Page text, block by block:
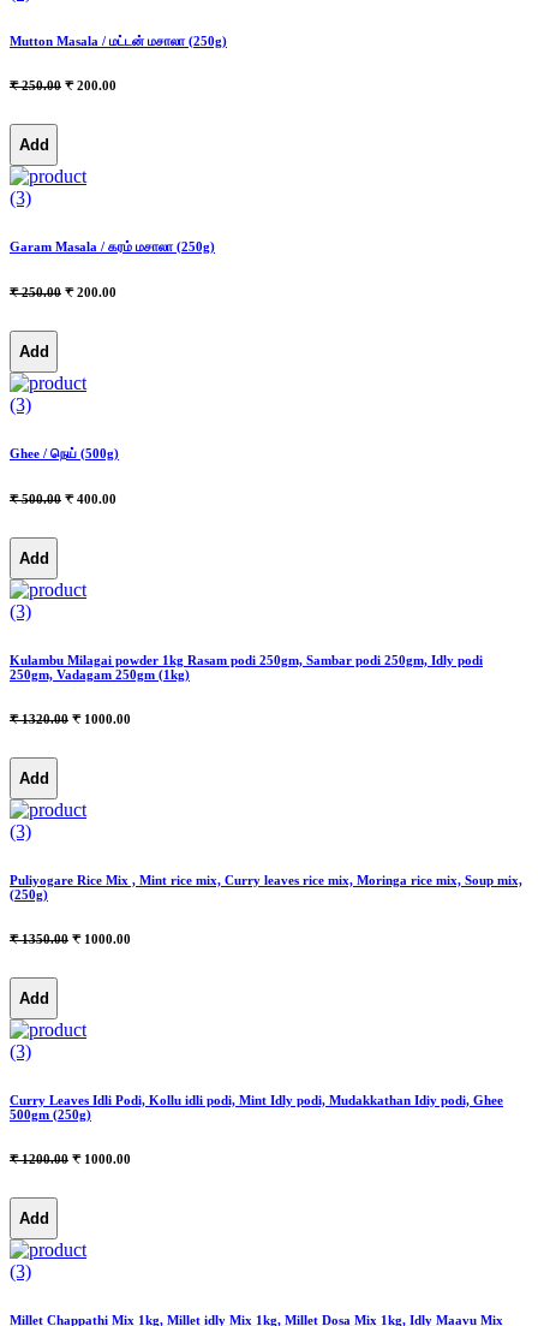
Mutton Masala / மட்டன் மசாலா (250g)
₹ 250.00 ₹ 200.00
Add
(3)
Garam Masala / கரம் மசாலா (250g)
₹ 250.00 ₹ 200.00
Add
(3)
Ghee / நெய் (500g)
₹ 500.00 ₹ 400.00
Add
(3)
Kulambu Milagai powder 1kg Rasam podi 250gm, Sambar podi 250gm, Idly podi
250gm, Vadagam 250gm (1kg)
₹ 1320.00 ₹ 1000.00
Add
(3)
Puliyogare Rice Mix , Mint rice mix, Curry leaves rice mix, Moringa rice mix, Soup mix,
(250g)
₹ 1350.00 ₹ 1000.00
Add
(3)
Curry Leaves Idli Podi, Kollu idli podi, Mint Idly podi, Mudakkathan Idiy podi, Ghee
500gm (250g)
₹ 1200.00 ₹ 1000.00
Add
(3)
Millet Chappathi Mix 1kg, Millet idly Mix 1kg, Millet Dosa Mix 1kg, Idly Maavu Mix